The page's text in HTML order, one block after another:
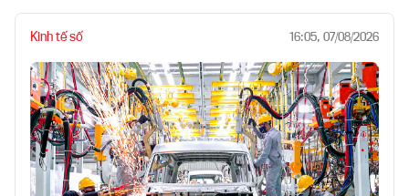
Kinh tế số 16:05, 07/08/2026